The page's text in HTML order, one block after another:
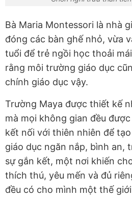
Bà Maria Montessori là nhà
đóng các bàn ghế nhỏ, vừa
tuổi để trẻ ngồi học thoải
rằng môi trường giáo dục
chính giáo dục vậy.
Trường Maya được thiết kế
mà mọi không gian đều
kết nối với thiên nhiên để
giáo dục ngăn nắp, bình an,
sự gắn kết, một nơi khiến
thích thú, yêu mến và đủ
đều có cho mình một thế